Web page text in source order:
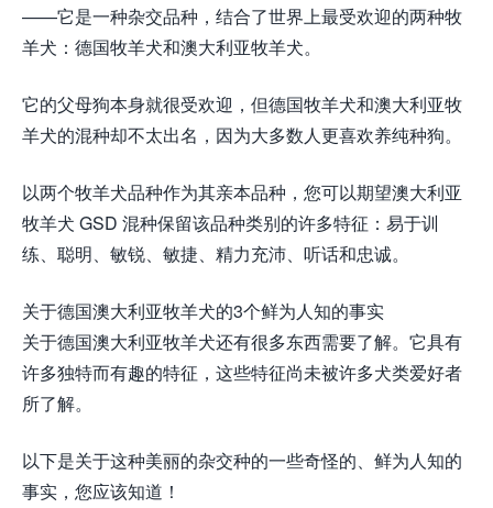
——它是一种杂交品种，结合了世界上最受欢迎的两种牧
羊犬：德国牧羊犬和澳大利亚牧羊犬。
它的父母狗本身就很受欢迎，但德国牧羊犬和澳大利亚牧
羊犬的混种却不太出名，因为大多数人更喜欢养纯种狗。
以两个牧羊犬品种作为其亲本品种，您可以期望澳大利亚
牧羊犬 GSD 混种保留该品种类别的许多特征：易于训
练、聪明、敏锐、敏捷、精力充沛、听话和忠诚。
关于德国澳大利亚牧羊犬的3个鲜为人知的事实
关于德国澳大利亚牧羊犬还有很多东西需要了解。它具有
许多独特而有趣的特征，这些特征尚未被许多犬类爱好者
所了解。
以下是关于这种美丽的杂交种的一些奇怪的、鲜为人知的
事实，您应该知道！